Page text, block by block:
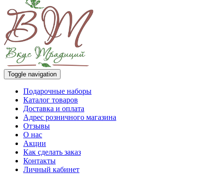
Toggle navigation
Подарочные наборы
Каталог товаров
Доставка и оплата
Адрес розничного магазина
Отзывы
О нас
Акции
Как сделать заказ
Контакты
Личный кабинет